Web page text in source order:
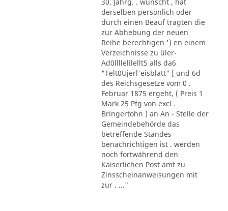
derselben persönlich oder
durch einen Beauf tragten die
zur Abhebung der neuen
Reihe berechtigen ') en einem
Verzeichnisse zu üler-
Ad0llllelilellt5 alls da6
"Telt0Ujerl'eisblatt" [ und 6d
des Reichsgesetze vom 0 .
Februar 1875 ergeht, ( Preis 1
Mark 25 Pfg von excl .
Bringertohn ) an An - Stelle der
Gemeindebehörde das
betreffende Standes
benachrichtigen ist . werden
noch fortwährend den
Kaiserlichen Post amt zu
Zinsscheinanweisungen mit
zur . ..."